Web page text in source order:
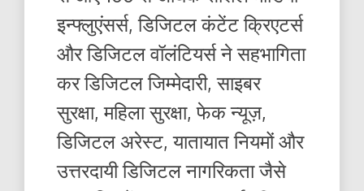
इन्फ्लुएंसर्स, डिजिटल कंटेंट क्रिएटर्स
और डिजिटल वॉलंटियर्स ने सहभागिता
कर डिजिटल जिम्मेदारी, साइबर
सुरक्षा, महिला सुरक्षा, फेक न्यूज़,
डिजिटल अरेस्ट, यातायात नियमों और
उत्तरदायी डिजिटल नागरिकता जैसे